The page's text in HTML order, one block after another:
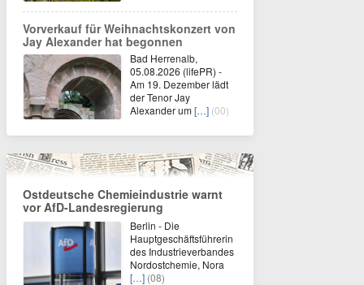
Vorverkauf für Weihnachtskonzert von
Jay Alexander hat begonnen
Bad Herrenalb,
05.08.2026 (lifePR) -
Am 19. Dezember lädt
der Tenor Jay
Alexander um[…] (00)
Ostdeutsche Chemieindustrie warnt
vor AfD-Landesregierung
Berlin - Die
Hauptgeschäftsführerin
des Industrieverbandes
Nordostchemie, Nora
[…] (08)